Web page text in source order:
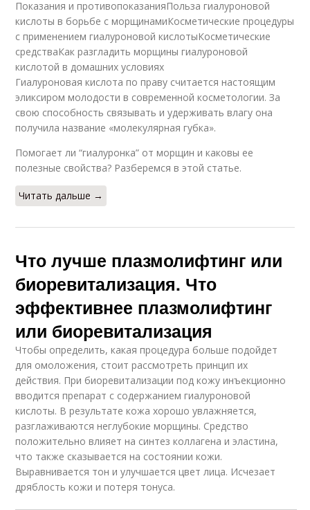
Показания и противопоказанияПольза гиалуроновой
кислоты в борьбе с морщинамиКосметические процедуры
с применением гиалуроновой кислотыКосметические
средстваКак разгладить морщины гиалуроновой
кислотой в домашних условиях
Гиалуроновая кислота по праву считается настоящим
эликсиром молодости в современной косметологии. За
свою способность связывать и удерживать влагу она
получила название «молекулярная губка».
Помогает ли “гиалуронка” от морщин и каковы ее
полезные свойства? Разберемся в этой статье.
Читать дальше →
Что лучше плазмолифтинг или
биоревитализация. Что
эффективнее плазмолифтинг
или биоревитализация
Чтобы определить, какая процедура больше подойдет
для омоложения, стоит рассмотреть принцип их
действия. При биоревитализации под кожу инъекционно
вводится препарат с содержанием гиалуроновой
кислоты. В результате кожа хорошо увлажняется,
разглаживаются неглубокие морщины. Средство
положительно влияет на синтез коллагена и эластина,
что также сказывается на состоянии кожи.
Выравнивается тон и улучшается цвет лица. Исчезает
дряблость кожи и потеря тонуса.